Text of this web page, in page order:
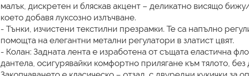
малък, дискретен и бляскав акцент – деликатно висящо
което добавя луксозно излъчване.
- Тънки, изчистени текстилни презрамки. Те са напълно
помощта на елегантни метални регулатори в златист цвят.
- Колан: Задната лента е изработена от същата еластична
дантела, осигурявайки комфортно прилягане към тялото, без